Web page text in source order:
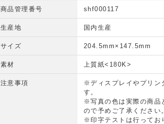
商品管理番号 shf000117
生産地 国内生産
サイズ 204.5mm×147.5mm
素材 上質紙<180K>
注意事項
※ディスプレイやプリン
す。
※写真の色は実際の商品
ので予めご了承ください
※印字テストは行ってお